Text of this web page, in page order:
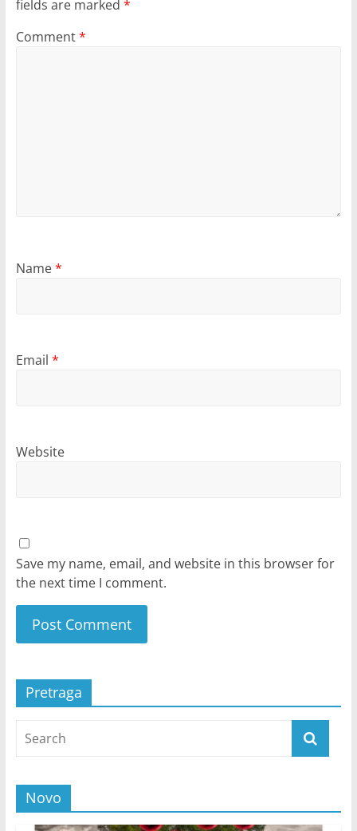
fields are marked *
Comment*
Name*
Email *
Website
Save my name, email, and website in this browser for
the next time I comment.
Pretraga
Novo